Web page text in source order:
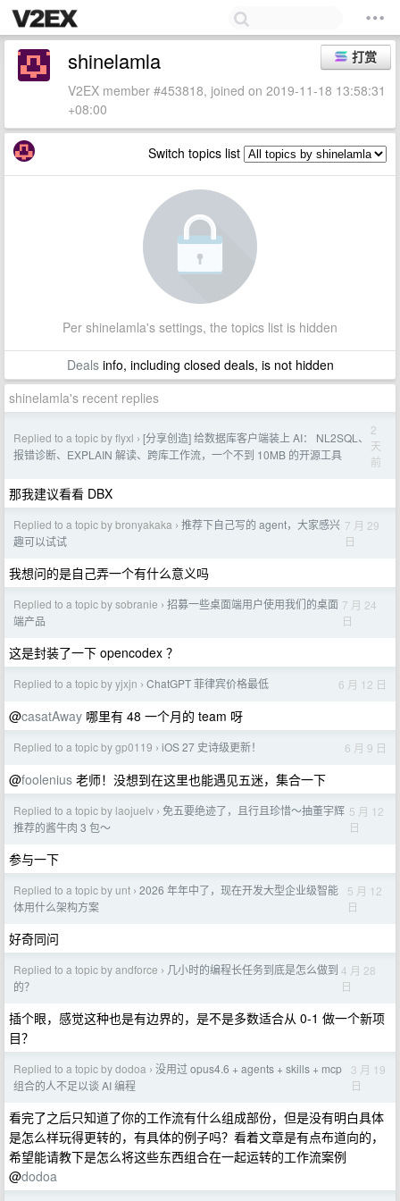
打赏
shinelamla
V2EX member #453818, joined on 2019-11-18 13:58:31
+08:00
Switch topics list
Per shinelamla's settings, the topics list is hidden
Dealsinfo, including closed deals, is not hidden
shinelamla's recent replies
Replied to a topic by flyxl › [分享创造] 给数据库客户端装上 AI： NL2SQL、
报错诊断、EXPLAIN 解读、跨库工作流，一个不到 10MB 的开源工具
2
天
前
那我建议看看 DBX
Replied to a topic by bronyakaka › 推荐下自己写的 agent，大家感兴
趣可以试试
7 月 29
日
我想问的是自己弄一个有什么意义吗
Replied to a topic by sobranie › 招募一些桌面端用户使用我们的桌面
端产品
7 月 24
日
这是封装了一下 opencodex ？
Replied to a topic by yjxjn › ChatGPT 菲律宾价格最低 6 月 12 日
@casatAway 哪里有 48 一个月的 team 呀
Replied to a topic by gp0119 › iOS 27 史诗级更新！ 6 月 9 日
@foolenius 老师！没想到在这里也能遇见五迷，集合一下
Replied to a topic by laojuelv › 免五要绝迹了，且行且珍惜～抽董宇辉
推荐的酱牛肉 3 包～
5 月 12
日
参与一下
Replied to a topic by unt › 2026 年年中了，现在开发大型企业级智能
体用什么架构方案
5 月 12
日
好奇同问
Replied to a topic by andforce › 几小时的编程长任务到底是怎么做到
的？
4 月 28
日
插个眼，感觉这种也是有边界的，是不是多数适合从 0-1 做一个新项
目？
Replied to a topic by dodoa › 没用过 opus4.6 + agents + skills + mcp
组合的人不足以谈 AI 编程
3 月 19
日
看完了之后只知道了你的工作流有什么组成部份，但是没有明白具体
是怎么样玩得更转的，有具体的例子吗？看着文章是有点布道向的，
希望能请教下是怎么将这些东西组合在一起运转的工作流案例
@dodoa